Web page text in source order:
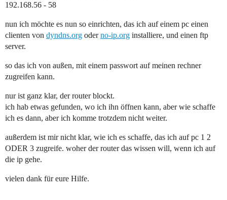
192.168.56 - 58
nun ich möchte es nun so einrichten, das ich auf einem pc einen
clienten von dyndns.org oderno-ip.org installiere, und einen ftp
server.
so das ich von außen, mit einem passwort auf meinen rechner
zugreifen kann.
nur ist ganz klar, der router blockt.
ich hab etwas gefunden, wo ich ihn öffnen kann, aber wie schaffe
ich es dann, aber ich komme trotzdem nicht weiter.
außerdem ist mir nicht klar, wie ich es schaffe, das ich auf pc 1 2
ODER 3 zugreife. woher der router das wissen will, wenn ich auf
die ip gehe.
vielen dank für eure Hilfe.